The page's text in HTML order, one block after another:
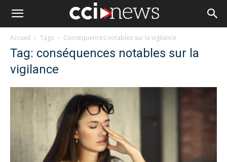
Accueil Tags Conséquences notables sur la vigilance
Tag: conséquences notables sur la
vigilance